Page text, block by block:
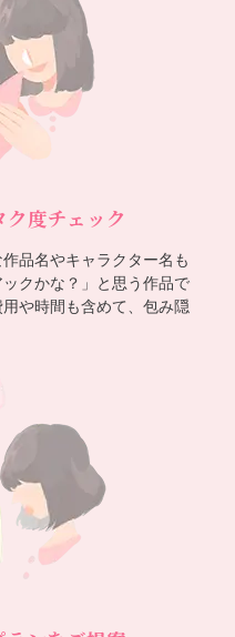
度チェック
品名やキャラクター名も
クかな？」と思う作品で
や時間も含めて、包み隠